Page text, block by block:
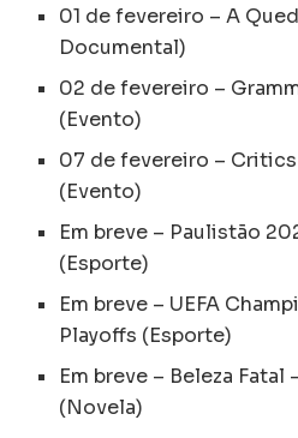
01 de fevereiro – A
Documental)
02 de fevereiro –
(Evento)
07 de fevereiro –
(Evento)
Em breve – Paulistão
(Esporte)
Em breve – UEFA
Playoffs (Esporte)
Em breve – Beleza
(Novela)